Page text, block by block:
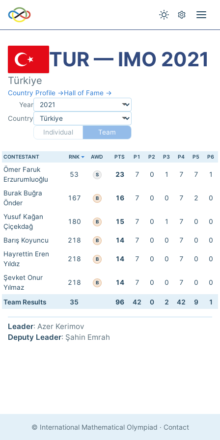
TUR — IMO 2021
Türkiye
Country Profile →Hall of Fame →
Year
Country
Individual
Team
CONTESTANT RNK AWD PTS P1 P2 P3 P4 P5 P6
Ömer Faruk
Erzurumluoğlu
53 S 23 7 0 1 7 7 1
Burak Buğra
Önder
167 B 16 7 0 0 7 2 0
Yusuf Kağan
Çiçekdağ
180 B 15 7 0 1 7 0 0
Barış Koyuncu 218 B 14 7 0 0 7 0
0
Hayrettin Eren
Yıldız
218 B 14 7 0 0 7 0 0
Şevket Onur
Yılmaz
218 B 14 7 0 0 7 0 0
Team Results 35 96 42 0 2 42 9 1
Leader: Azer Kerimov
Deputy Leader: Şahin Emrah
© International Mathematical Olympiad · Contact